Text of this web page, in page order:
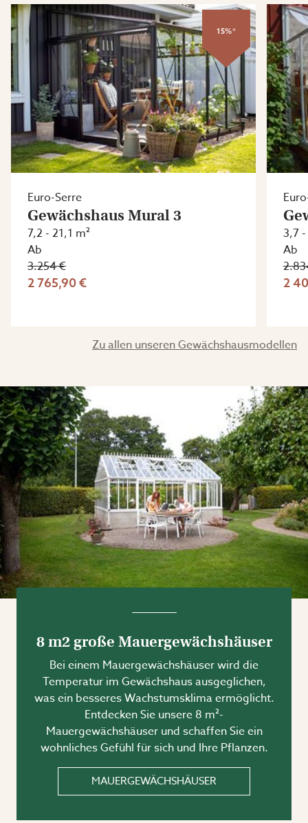
15%*
Euro-Serre
Gewächshaus Mural 3
7,2 - 21,1 m²
Ab
3.254 €
2 765,90 €
3,7
Ab
2
Zu allen unseren Gewächshausmodellen
8 m2 große Mauergewächshäuser
Bei einem Mauergewächshäuser wird die
Temperatur im Gewächshaus ausgeglichen,
was ein besseres Wachstumsklima ermöglicht.
Entdecken Sie unsere 8 m²-
Mauergewächshäuser und schaffen Sie ein
wohnliches Gefühl für sich und Ihre Pflanzen.
MAUERGEWÄCHSHÄUSER